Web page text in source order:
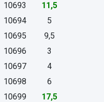
10693
11,5
10694
5
10695
9,5
10696
3
10697
4
10698
6
10699
17,5